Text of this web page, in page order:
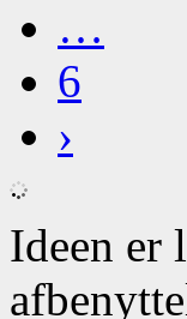
…
6
›
Ideen er